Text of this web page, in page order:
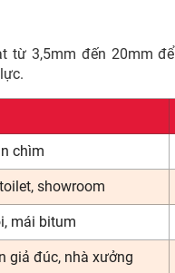
từ 3,5mm đến 20mm
chìm
showroom
mái bitum
giả đúc, nhà xưởng